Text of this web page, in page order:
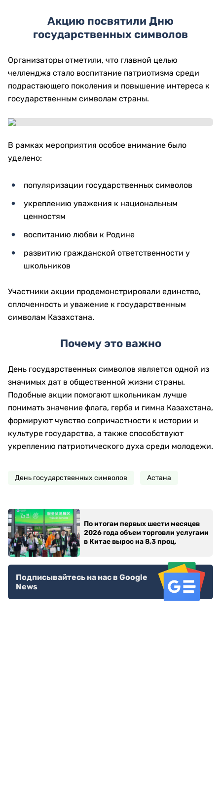
Акцию посвятили Дню
государственных символов
Организаторы отметили, что главной целью
челленджа стало воспитание патриотизма среди
подрастающего поколения и повышение интереса к
государственным символам страны.
В рамках мероприятия особое внимание было
уделено:
популяризации государственных символов
укреплению уважения к национальным
ценностям
воспитанию любви к Родине
развитию гражданской ответственности у
школьников
Участники акции продемонстрировали единство,
сплоченность и уважение к государственным
символам Казахстана.
Почему это важно
День государственных символов является одной из
значимых дат в общественной жизни страны.
Подобные акции помогают школьникам лучше
понимать значение флага, герба и гимна Казахстана,
формируют чувство сопричастности к истории и
культуре государства, а также способствуют
укреплению патриотического духа среди молодежи.
День государственных символов Астана
По итогам первых шести месяцев
2026 года объем торговли услугами
в Китае вырос на 8,3 проц.
Подписывайтесь на нас в Google
News